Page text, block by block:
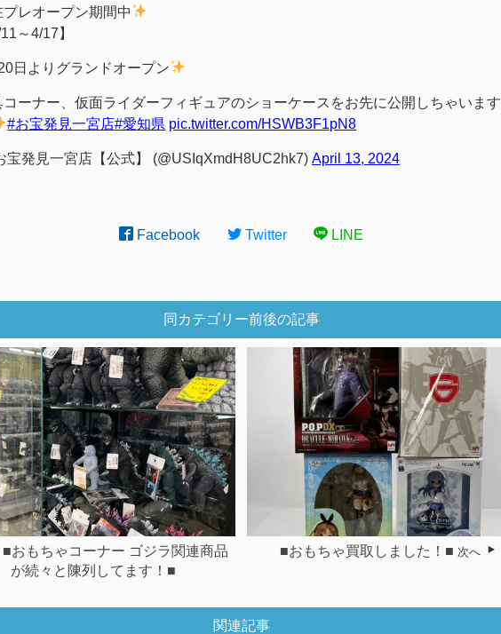
プレオープン期間中
11～4/17】
日よりグランドオープン
コーナー、仮面ライダーフィギュアのショーケースをお先に公開しちゃいます
#お宝発見一宮店#愛知県 pic.twitter.com/HSWB3F1pN8
発見一宮店【公式】 (@USIqXmdH8UC2hk7) April 13, 2024
Facebook Twitter LINE
同カテゴリー前後の記事
■おもちゃコーナー ゴジラ関連商品
が続々と陳列してます！■
■おもちゃ買取しました！■ 次へ
関連記事